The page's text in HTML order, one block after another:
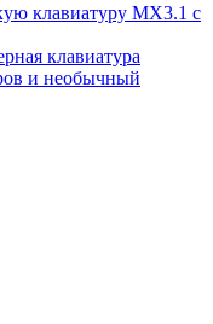
клавиатуру MX3.1 с
клавиатура
и необычный